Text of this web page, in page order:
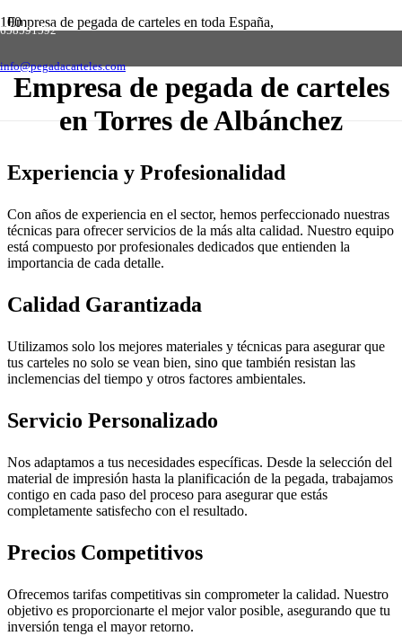
658591592
info@pegadacarteles.com
Empresa de pegada de carteles en toda España,
solicite presupuesto sin compromiso
Empresa de pegada de carteles
en Torres de Albánchez
Experiencia y Profesionalidad
Con años de experiencia en el sector, hemos perfeccionado nuestras
técnicas para ofrecer servicios de la más alta calidad. Nuestro equipo
está compuesto por profesionales dedicados que entienden la
importancia de cada detalle.
Calidad Garantizada
Utilizamos solo los mejores materiales y técnicas para asegurar que
tus carteles no solo se vean bien, sino que también resistan las
inclemencias del tiempo y otros factores ambientales.
Servicio Personalizado
Nos adaptamos a tus necesidades específicas. Desde la selección del
material de impresión hasta la planificación de la pegada, trabajamos
contigo en cada paso del proceso para asegurar que estás
completamente satisfecho con el resultado.
Precios Competitivos
Ofrecemos tarifas competitivas sin comprometer la calidad. Nuestro
objetivo es proporcionarte el mejor valor posible, asegurando que tu
inversión tenga el mayor retorno.